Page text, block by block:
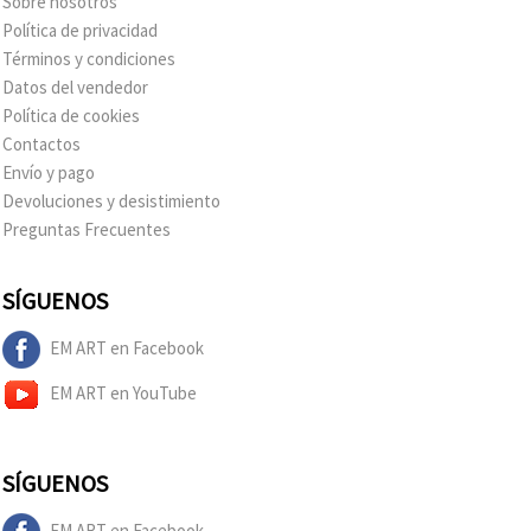
Política de privacidad
Términos y condiciones
Datos del vendedor
Política de cookies
Contactos
Envío y pago
Devoluciones y desistimiento
Preguntas Frecuentes
SÍGUENOS
EM ART en Facebook
EM ART en YouTube
SÍGUENOS